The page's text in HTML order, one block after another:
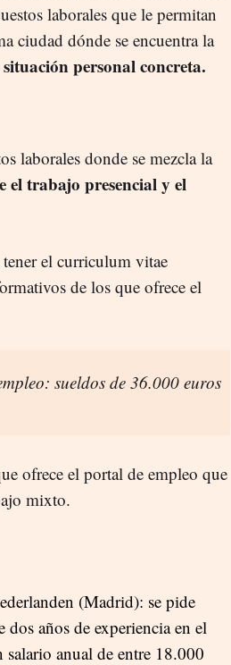
laborales que le permitan
ciudad dónde se encuentra la
personal concreta.
laborales donde se mezcla la
el trabajo presencial y el
tener el curriculum vitae
de los que ofrece el
sueldos de 36.000 euros
ofrece el portal de empleo que
mixto.
(Madrid): se pide
años de experiencia en el
anual de entre 18.000